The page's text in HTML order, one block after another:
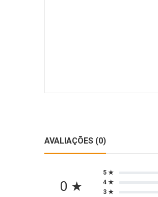
AVALIAÇÕES (0)
0 ★
5 ★
4 ★
3 ★